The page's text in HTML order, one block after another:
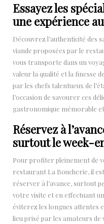
Essayez les
une expérience
Découvrez l’authenticité des
viande proposées par le
vous transporte dans un
valeur la qualité et la finesse
par les chefs talentueux de
l’occasion de savourer ces
gastronomique mémorable
Réservez à
surtout le week-
Pour profiter pleinement de
restaurant La Boucherie, il
réserver à l’avance, surtout
votre visite et en effectuant
éviterez les longues attentes
lieu prisé par les amateurs de